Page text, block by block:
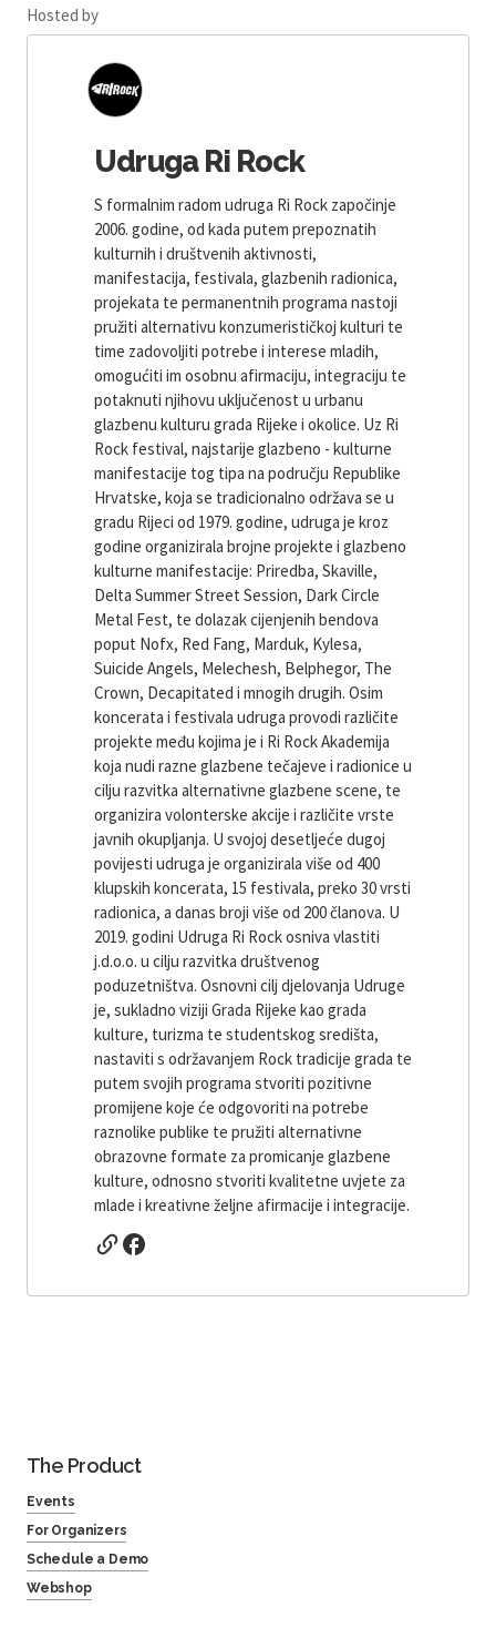
Hosted by
Udruga Ri Rock
S formalnim radom udruga Ri Rock započinje
2006. godine, od kada putem prepoznatih
kulturnih i društvenih aktivnosti,
manifestacija, festivala, glazbenih radionica,
projekata te permanentnih programa nastoji
pružiti alternativu konzumerističkoj kulturi te
time zadovoljiti potrebe i interese mladih,
omogućiti im osobnu afirmaciju, integraciju te
potaknuti njihovu uključenost u urbanu
glazbenu kulturu grada Rijeke i okolice. Uz Ri
Rock festival, najstarije glazbeno - kulturne
manifestacije tog tipa na području Republike
Hrvatske, koja se tradicionalno održava se u
gradu Rijeci od 1979. godine, udruga je kroz
godine organizirala brojne projekte i glazbeno
kulturne manifestacije: Priredba, Skaville,
Delta Summer Street Session, Dark Circle
Metal Fest, te dolazak cijenjenih bendova
poput Nofx, Red Fang, Marduk, Kylesa,
Suicide Angels, Melechesh, Belphegor, The
Crown, Decapitated i mnogih drugih. Osim
koncerata i festivala udruga provodi različite
projekte među kojima je i Ri Rock Akademija
koja nudi razne glazbene tečajeve i radionice u
cilju razvitka alternativne glazbene scene, te
organizira volonterske akcije i različite vrste
javnih okupljanja. U svojoj desetljeće dugoj
povijesti udruga je organizirala više od 400
klupskih koncerata, 15 festivala, preko 30 vrsti
radionica, a danas broji više od 200 članova. U
2019. godini Udruga Ri Rock osniva vlastiti
j.d.o.o. u cilju razvitka društvenog
poduzetništva. Osnovni cilj djelovanja Udruge
je, sukladno viziji Grada Rijeke kao grada
kulture, turizma te studentskog središta,
nastaviti s održavanjem Rock tradicije grada te
putem svojih programa stvoriti pozitivne
promijene koje će odgovoriti na potrebe
raznolike publike te pružiti alternativne
obrazovne formate za promicanje glazbene
kulture, odnosno stvoriti kvalitetne uvjete za
mlade i kreativne željne afirmacije i integracije.
The Product
Events
For Organizers
Schedule a Demo
Webshop